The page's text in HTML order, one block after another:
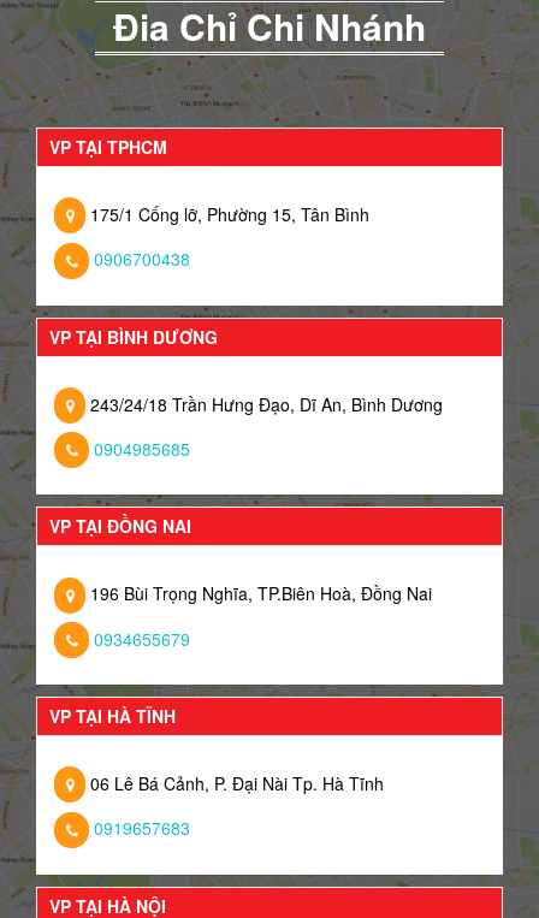
Đia Chỉ Chi Nhánh
VP TẠI TPHCM
175/1 Cống lỡ, Phường 15, Tân Bình
0906700438
VP TẠI BÌNH DƯƠNG
243/24/18 Trần Hưng Đạo, Dĩ An, Bình Dương
0904985685
VP TẠI ĐỒNG NAI
196 Bùi Trọng Nghĩa, TP.Biên Hoà, Đồng Nai
0934655679
VP TẠI HÀ TĨNH
06 Lê Bá Cảnh, P. Đại Nài Tp. Hà Tĩnh
0919657683
VP TẠI HÀ NỘI